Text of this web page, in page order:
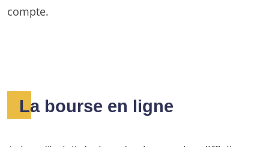
compte.
La bourse en ligne